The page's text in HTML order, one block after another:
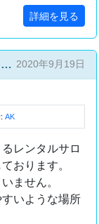
詳細を見る
湘南エリアでシェアサロンを探しています。 2020年9月19日
AK
レンタルサロ
おります。
ません。
いような場所